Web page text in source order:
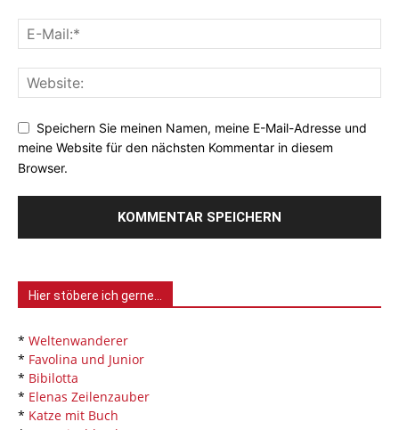
Speichern Sie meinen Namen, meine E-Mail-Adresse und
meine Website für den nächsten Kommentar in diesem
Browser.
Hier stöbere ich gerne…
* Weltenwanderer
* Favolina und Junior
* Bibilotta
* Elenas Zeilenzauber
* Katze mit Buch